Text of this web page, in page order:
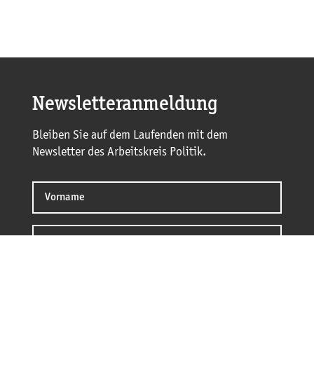
Newsletteranmeldung
Bleiben Sie auf dem Laufenden mit dem
Newsletter des Arbeitskreis Politik.